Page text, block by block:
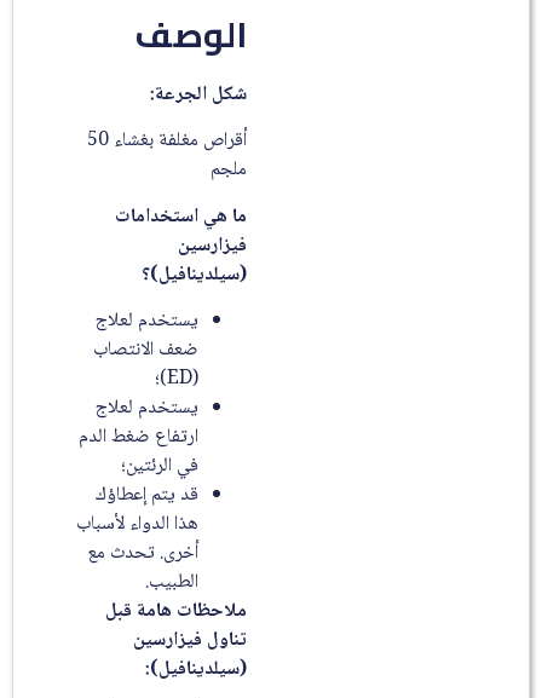
الوصف
شكل الجرعة:
أقراص مغلفة بغشاء 50
ملجم
ما هي استخدامات
فيزارسين
(سيلدينافيل)؟
يستخدم لعلاج
ضعف الانتصاب
(ED)؛
يستخدم لعلاج
ارتفاع ضغط الدم
في الرئتين؛
قد يتم إعطاؤك
هذا الدواء لأسباب
أخرى. تحدث مع
الطبيب.
ملاحظات هامة قبل
تناول فيزارسين
(سيلدينافيل):